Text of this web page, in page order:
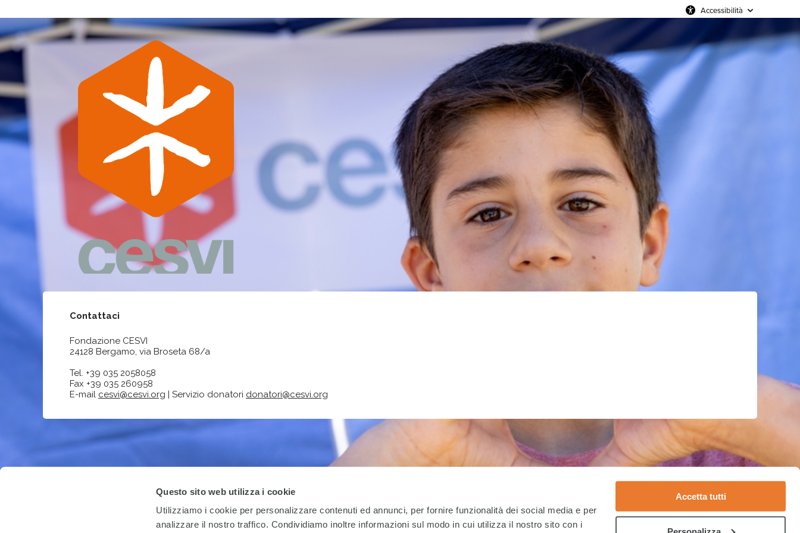
Questo sito web utilizza i cookie
Utilizziamo i cookie per personalizzare contenuti ed annunci, per fornire funzionalità dei social media e per
analizzare il nostro traffico. Condividiamo inoltre informazioni sul modo in cui utilizza il nostro sito con i
Accetta tutti
Accessibilità
Contattaci
Fondazione CESVI
24128 Bergamo, via Broseta 68/a
Tel. +39 035 2058058
Fax +39 035 260958
E-mail cesvi@cesvi.org | Servizio donatori donatori@cesvi.org